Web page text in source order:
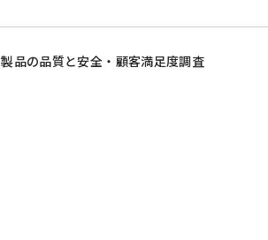
製品の品質と安全・顧客満足度調査